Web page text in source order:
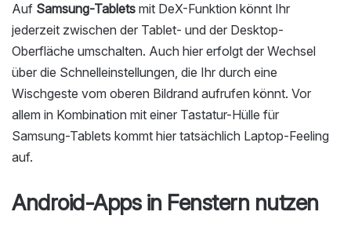
Auf Samsung-Tablets mit DeX-Funktion könnt Ihr
jederzeit zwischen der Tablet- und der Desktop-
Oberfläche umschalten. Auch hier erfolgt der Wechsel
über die Schnelleinstellungen, die Ihr durch eine
Wischgeste vom oberen Bildrand aufrufen könnt. Vor
allem in Kombination mit einer Tastatur-Hülle für
Samsung-Tablets kommt hier tatsächlich Laptop-Feeling
auf.
Android-Apps in Fenstern nutzen